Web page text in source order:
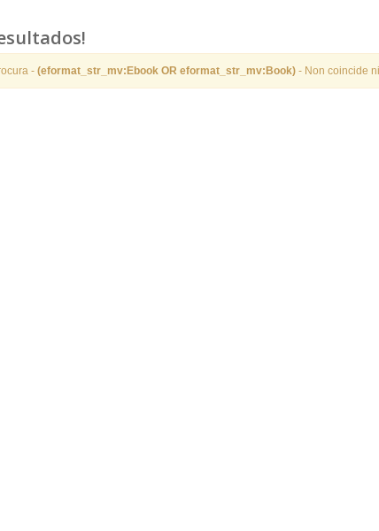
- (eformat_str_mv:Ebook OR eformat_str_mv:Book) - Non coincide